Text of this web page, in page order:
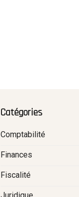
Catégories
Comptabilité
Finances
Fiscalité